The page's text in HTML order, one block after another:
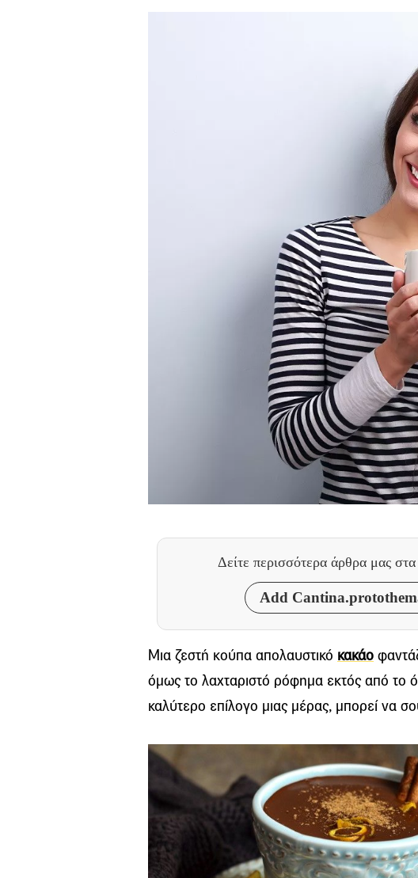
Δείτε περισσότερα άρθρα μας
Add
Μια ζεστή κούπα απολαυστικό κακάο
όμως το λαχταριστό ρόφημα εκτός από το
καλύτερο επίλογο μιας μέρας, μπορεί να